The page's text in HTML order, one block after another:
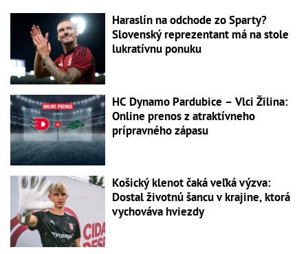
Haraslín na odchode zo Sparty?
Slovenský reprezentant má na stole
lukratívnu ponuku
HC Dynamo Pardubice – Vlci Žilina:
Online prenos z atraktívneho
prípravného zápasu
Košický klenot čaká veľká výzva:
Dostal životnú šancu v krajine, ktorá
vychováva hviezdy